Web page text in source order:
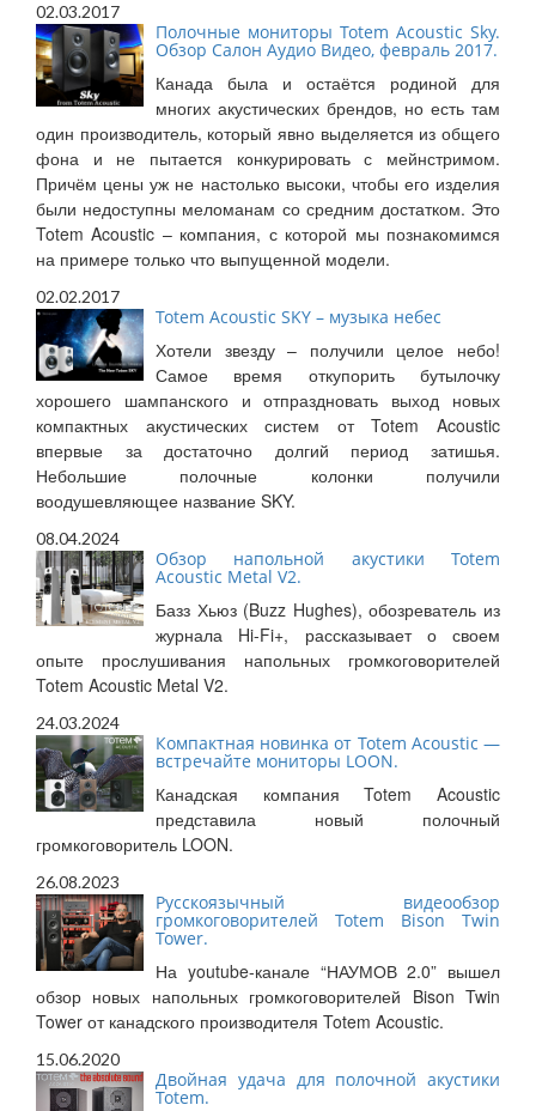
02.03.2017
Полочные мониторы Totem Acoustic Sky.
Обзор Салон Аудио Видео, февраль 2017.
Канада была и остаётся родиной для
многих акустических брендов, но есть там
один производитель, который явно выделяется из общего
фона и не пытается конкурировать с мейнстримом.
Причём цены уж не настолько высоки, чтобы его изделия
были недоступны меломанам со средним достатком. Это
Totem Acoustic – компания, с которой мы познакомимся
на примере только что выпущенной модели.
02.02.2017
Totem Acoustic SKY – музыка небес
Хотели звезду – получили целое небо!
Самое время откупорить бутылочку
хорошего шампанского и отпраздновать выход новых
компактных акустических систем от Totem Acoustic
впервые за достаточно долгий период затишья.
Небольшие полочные колонки получили
воодушевляющее название SKY.
08.04.2024
Обзор напольной акустики Totem
Acoustic Metal V2.
Базз Хьюз (Buzz Hughes), обозреватель из
журнала Hi-Fi+, рассказывает о своем
опыте прослушивания напольных громкоговорителей
Totem Acoustic Metal V2.
24.03.2024
Компактная новинка от Totem Acoustic —
встречайте мониторы LOON.
Канадская компания Totem Acoustic
представила новый полочный
громкоговоритель LOON.
26.08.2023
Русскоязычный видеообзор
громкоговорителей Totem Bison Twin
Tower.
На youtube-канале “НАУМОВ 2.0” вышел
обзор новых напольных громкоговорителей Bison Twin
Tower от канадского производителя Totem Acoustic.
15.06.2020
Двойная удача для полочной акустики
Totem.